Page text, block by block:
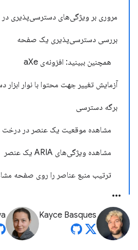
مروری بر ویژگی‌های دسترسی‌پذیری در Chrome Dev
بررسی دسترسی‌پذیری یک صفحه
همچنین ببینید: افزونه‌ی a Xe
آزمایش تغییر جهت محتوا با نوار ابزار
برگه دسترسی
مشاهده موقعیت یک عنصر در
مشاهده ویژگی‌های ARIA یک عنصر
ترتیب منبع عناصر را روی صفحه
Kayce Basques